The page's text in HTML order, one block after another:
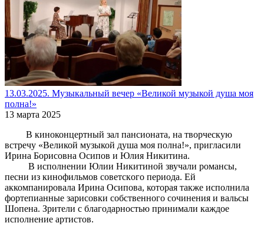
13.03.2025. Музыкальный вечер «Великой музыкой душа моя
полна!»
13 марта 2025
В киноконцертный зал пансионата, на творческую
встречу «Великой музыкой душа моя полна!», пригласили
Ирина Борисовна Осипов и Юлия Никитина.
В исполнении Юлии Никитиной звучали романсы,
песни из кинофильмов советского периода. Ей
аккомпанировала Ирина Осипова, которая также исполнила
фортепианные зарисовки собственного сочинения и вальсы
Шопена. Зрители с благодарностью принимали каждое
исполнение артистов.